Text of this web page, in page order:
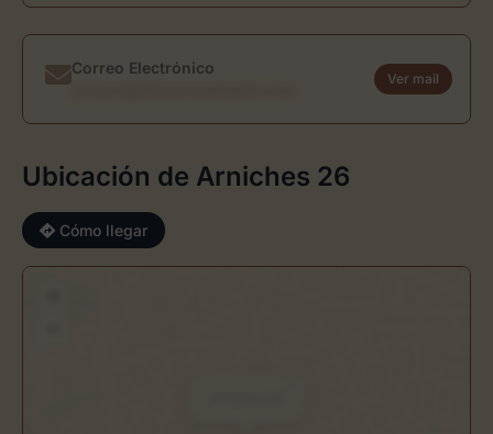
Correo Electrónico
Ver mail
Ubicación de Arniches 26
Cómo llegar